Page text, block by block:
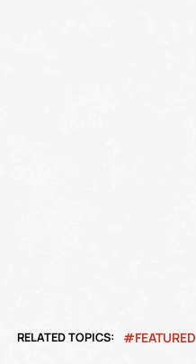
RELATED TOPICS: FEATURED